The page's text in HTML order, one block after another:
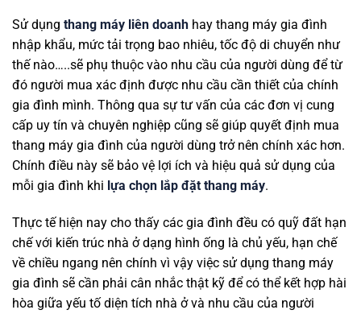
Sử dụng thang máy liên doanh hay thang máy gia đình
nhập khẩu, mức tải trọng bao nhiêu, tốc độ di chuyển như
thế nào…..sẽ phụ thuộc vào nhu cầu của người dùng để từ
đó người mua xác định được nhu cầu cần thiết của chính
gia đình mình. Thông qua sự tư vấn của các đơn vị cung
cấp uy tín và chuyên nghiệp cũng sẽ giúp quyết định mua
thang máy gia đình của người dùng trở nên chính xác hơn.
Chính điều này sẽ bảo vệ lợi ích và hiệu quả sử dụng của
mỗi gia đình khi lựa chọn lắp đặt thang máy.
Thực tế hiện nay cho thấy các gia đình đều có quỹ đất hạn
chế với kiến trúc nhà ở dạng hình ống là chủ yếu, hạn chế
về chiều ngang nên chính vì vậy việc sử dụng thang máy
gia đình sẽ cần phải cân nhắc thật kỹ để có thể kết hợp hài
hòa giữa yếu tố diện tích nhà ở và nhu cầu của người